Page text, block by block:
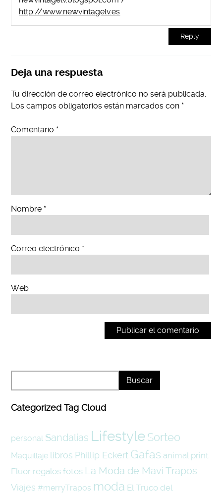
http://www.newvintagelv.es
Reply
Deja una respuesta
Tu dirección de correo electrónico no será publicada.
Los campos obligatorios están marcados con *
Comentario *
Nombre *
Correo electrónico *
Web
Categorized Tag Cloud
personal Sandalias Lifestyle Sorteo
Maquillaje libros Phillip Eckert Gafas animal print
Fluor regalos fotos La Moda de Mavi Trapos
Viajes #merryTrapos moda El Truco del